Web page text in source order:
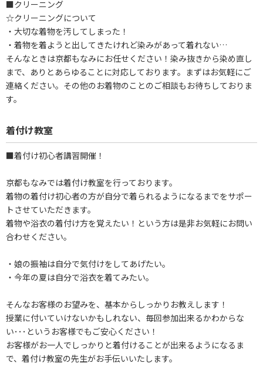
■クリーニング
☆クリーニングについて
・大切な着物を汚してしまった！
・着物を着ようと出してきたけれど染みがあって着れない…
そんなときは京都もなみにお任せください！染み抜きから染め直し
まで、ありとあらゆることに対応しております。まずはお気軽にご
連絡ください。その他のお着物のことのご相談もお待ちしておりま
す。
着付け教室
■着付け初心者講習開催！
京都もなみでは着付け教室を行っております。
着物の着付け初心者の方が自分で着られるようになるまでをサポー
トさせていただきます。
着物や浴衣の着付け方を覚えたい！という方は是非お気軽にお問い
合わせください。
・娘の振袖は自分で気付けをしてあげたい。
・今年の夏は自分で浴衣を着てみたい。
そんなお客様のお望みを、基本からしっかりお教えします！
授業に付いていけないかもしれない、毎回参加出来るかわからな
い･･･というお客様でもご安心ください！
お客様がお一人でしっかりと着付けることが出来るようになるま
で、着付け教室の先生がお手伝いいたします。